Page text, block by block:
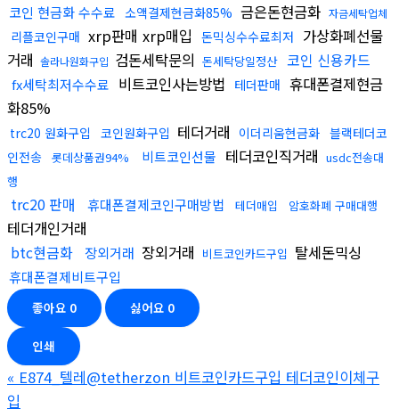
코인 현금화 수수료 소액결제현금화85% 금은돈현금화 자금세탁업체
리플코인구매 xrp판매 xrp매입 돈믹싱수수료최저 가상화폐선물
거래 솔라나원화구입 검돈세탁문의 돈세탁당일정산 코인 신용카드
fx세탁최저수수료 비트코인사는방법 테더판매 휴대폰결제현금
화85%
trc20 원화구입 코인원화구입 테더거래 이더리움현금화 블랙테더코
인전송 롯데상품권94% 비트코인선물 테더코인직거래 usdc전송대
행
trc20 판매 휴대폰결제코인구매방법 테더매입 암호화폐 구매대행
테더개인거래
btc현금화
장외거래 장외거래 비트코인카드구입 탈세돈믹싱
휴대폰결제비트구입
좋아요 0 싫어요 0
인쇄
« E874_텔레@tetherzon 비트코인카드구입 테더코인이체구
입